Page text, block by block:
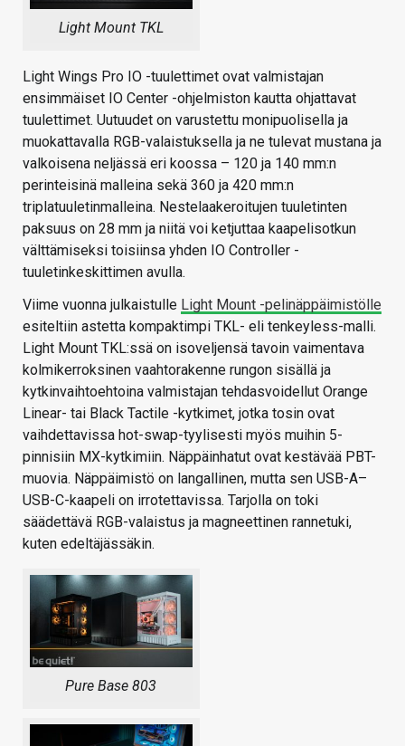
Light Mount TKL
Light Wings Pro IO -tuulettimet ovat valmistajan
ensimmäiset IO Center -ohjelmiston kautta ohjattavat
tuulettimet. Uutuudet on varustettu monipuolisella ja
muokattavalla RGB-valaistuksella ja ne tulevat mustana ja
valkoisena neljässä eri koossa – 120 ja 140 mm:n
perinteisinä malleina sekä 360 ja 420 mm:n
triplatuuletinmalleina. Nestelaakeroitujen tuuletinten
paksuus on 28 mm ja niitä voi ketjuttaa kaapelisotkun
välttämiseksi toisiinsa yhden IO Controller -
tuuletinkeskittimen avulla.
Viime vuonna julkaistulle Light Mount -pelinäppäimistölle
esiteltiin astetta kompaktimpi TKL- eli tenkeyless-malli.
Light Mount TKL:ssä on isoveljensä tavoin vaimentava
kolmikerroksinen vaahtorakenne rungon sisällä ja
kytkinvaihtoehtoina valmistajan tehdasvoidellut Orange
Linear- tai Black Tactile -kytkimet, jotka tosin ovat
vaihdettavissa hot-swap-tyylisesti myös muihin 5-
pinnisiin MX-kytkimiin. Näppäinhatut ovat kestävää PBT-
muovia. Näppäimistö on langallinen, mutta sen USB-A–
USB-C-kaapeli on irrotettavissa. Tarjolla on toki
säädettävä RGB-valaistus ja magneettinen rannetuki,
kuten edeltäjässäkin.
Pure Base 803